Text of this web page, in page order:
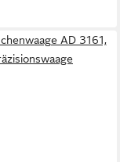
AD 3161,